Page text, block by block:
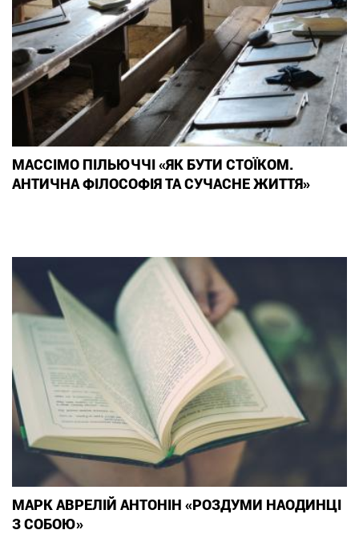
МАССІМО ПІЛЬЮЧЧІ «ЯК БУТИ СТОЇКОМ.
АНТИЧНА ФІЛОСОФІЯ ТА СУЧАСНЕ ЖИТТЯ»
МАРК АВРЕЛІЙ АНТОНІН «РОЗДУМИ НАОДИНЦІ
З СОБОЮ»